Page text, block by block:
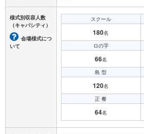
様式別収容人数
（キャパシティ）
会場様式につ
いて
スクール
180名
ロの字
66名
島 型
120名
正 餐
64名